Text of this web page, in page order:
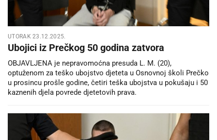
UTORAK 23.12.2025.
Ubojici iz Prečkog 50 godina zatvora
OBJAVLJENA je nepravomoćna presuda L. M. (20),
optuženom za teško ubojstvo djeteta u Osnovnoj školi Prečko
u prosincu prošle godine, četiri teška ubojstva u pokušaju i 50
kaznenih djela povrede djetetovih prava.